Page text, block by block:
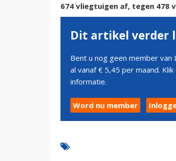
674 vliegtuigen af, tegen 478
Dit artikel verder
Bent u nog geen member van
al vanaf € 5,45 per maand.
informatie.
Word nu member